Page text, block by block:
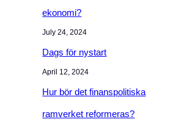
ekonomi?
July 24, 2024
Dags för nystart
April 12, 2024
Hur bör det finanspolitiska
ramverket reformeras?